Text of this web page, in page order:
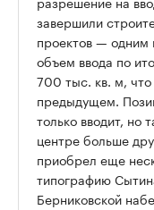
завершили
проектов —
объем ввода по
700 тыс. кв. м,
предыдущем.
только вводит, но
центре больше
приобрел еще
типографию
Берниковской